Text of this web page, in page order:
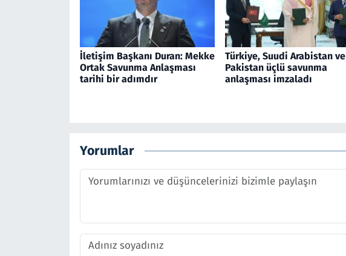
İletişim Başkanı Duran: Mekke
Ortak Savunma Anlaşması
tarihi bir adımdır
Türkiye, Suudi Arabistan ve
Pakistan üçlü savunma
anlaşması imzaladı
Yorumlar